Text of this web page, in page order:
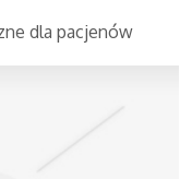
dla pacjenów